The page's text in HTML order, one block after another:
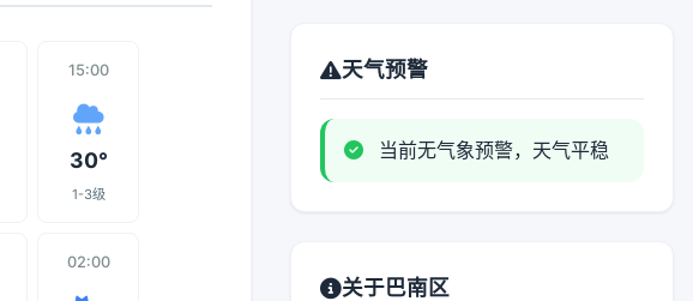
15:00
30°
1-3级
02:00
天气预警
当前无气象预警，天气平稳
关于巴南区